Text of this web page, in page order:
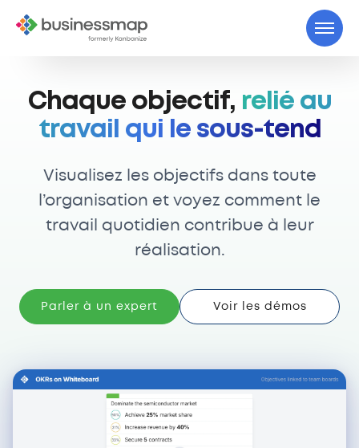
Chaque objectif, relié au
travail qui le sous-tend
Visualisez les objectifs dans toute
l’organisation et voyez comment le
travail quotidien contribue à leur
réalisation.
Parler à un expert Voir les démos